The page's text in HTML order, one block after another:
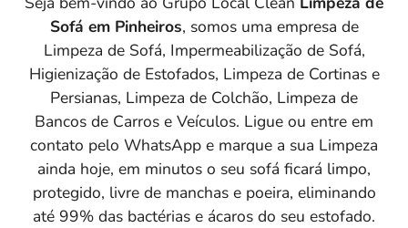
Sofá em Pinheiros, somos uma empresa de
Limpeza de Sofá, Impermeabilização de Sofá,
Higienização de Estofados, Limpeza de Cortinas e
Persianas, Limpeza de Colchão, Limpeza de
Bancos de Carros e Veículos. Ligue ou entre em
contato pelo WhatsApp e marque a sua Limpeza
ainda hoje, em minutos o seu sofá ficará limpo,
protegido, livre de manchas e poeira, eliminando
até 99% das bactérias e ácaros do seu estofado.